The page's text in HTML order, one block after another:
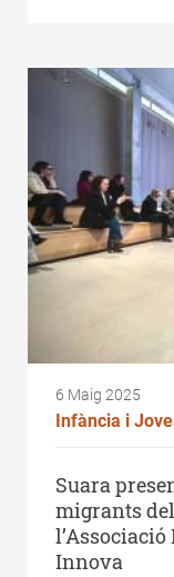
6 Maig 2025
Infància i
Suara
migrants
Innova